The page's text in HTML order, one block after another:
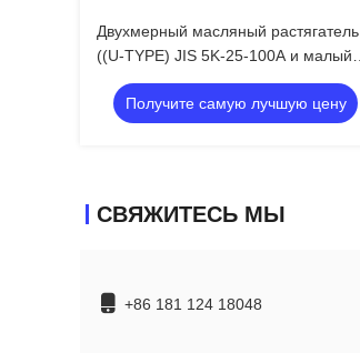
Двухмерный масляный растягатель
((U-TYPE) JIS 5K-25-100A и малый
двумерный масляный растягатель
((U-TYPE)
Получите самую лучшую цену
СВЯЖИТЕСЬ МЫ
+86 181 124 18048